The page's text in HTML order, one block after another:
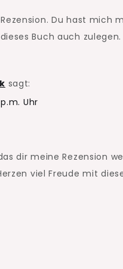
Du hast mich
Buch auch zulegen.
sagt:
Uhr
dir meine Rezension
viel Freude mit